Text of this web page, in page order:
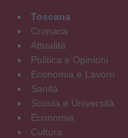
Toscana
Cronaca
Attualità
Politica e Opinioni
Economia e Lavoro
Sanità
Scuola e Università
Economia
Cultura